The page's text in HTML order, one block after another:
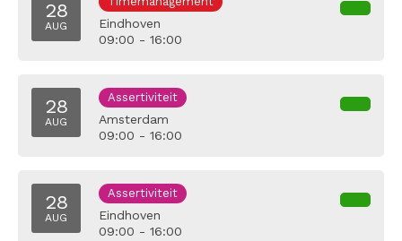
28
AUG
Eindhoven
09:00 - 16:00
28
AUG
Assertiviteit
Amsterdam
09:00 - 16:00
28
AUG
Assertiviteit
Eindhoven
09:00 - 16:00